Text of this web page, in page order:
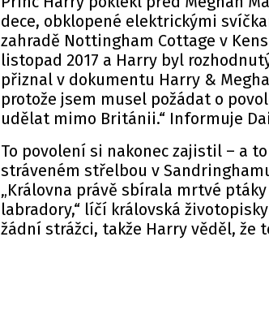
dece, obklopené elektrickými
zahradě Nottingham Cottage v
listopad 2017 a Harry byl
přiznal v dokumentu Harry &
protože jsem musel požádat o
udělat mimo Británii.“ Informuje
To povolení si nakonec zajistil – a
stráveném střelbou v
„Královna právě sbírala mrtvé
labradory,“ líčí královská
žádní strážci, takže Harry věděl, že